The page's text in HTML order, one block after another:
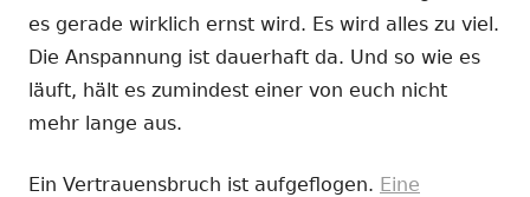
es gerade wirklich ernst wird. Es wird alles zu viel.
Die Anspannung ist dauerhaft da. Und so wie es
läuft, hält es zumindest einer von euch nicht
mehr lange aus.
Ein Vertrauensbruch ist aufgeflogen. Eine